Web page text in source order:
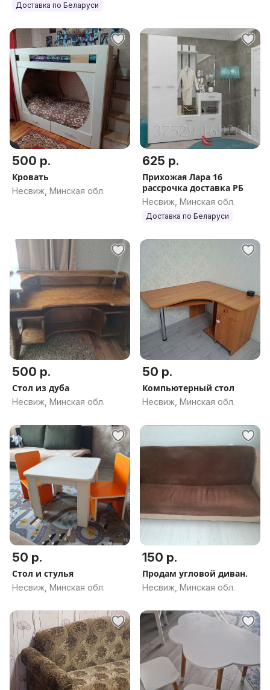
Доставка по Беларуси
500 р.
Кровать
Несвиж, Минская обл.
625 р.
Прихожая Лара 16
рассрочка доставка РБ
Несвиж, Минская обл.
Доставка по Беларуси
500 р.
Стол из дуба
Несвиж, Минская обл.
50 р.
Компьютерный стол
Несвиж, Минская обл.
50 р.
Стол и стулья
Несвиж, Минская обл.
150 р.
Продам угловой диван.
Несвиж, Минская обл.